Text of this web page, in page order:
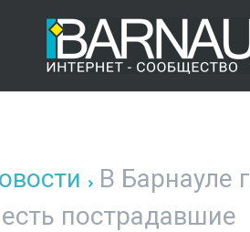
В Барнауле
пострадавшие